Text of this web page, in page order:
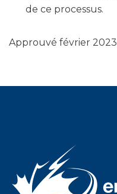
de ce processus.
Approuvé février 2023